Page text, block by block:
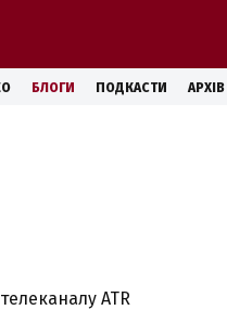
БЛОГИ ПОДКАСТИ АРХІВ
ATR